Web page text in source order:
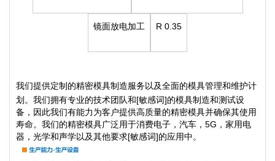
镜面放电加工 R 0.35
我们提供定制的精密模具制造服务以及全面的模具管理和维护计
划。我们拥有专业的技术团队和[敏感词]的模具制造和测试设
备，因此我们有能力为客户提供高质量的精密模具并确保其使用
寿命。我们的精密模具广泛用于消费电子，汽车，5G，家用电
器，光学和声学以及其他要求[敏感词]的应用中。